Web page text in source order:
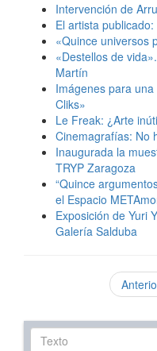
Intervención de
El artista
«Quince universos
«Destellos de
Martín
Imágenes para
Cliks»
Le Freak: ¿Arte
Cinemagrafías: No
Inaugurada la
TRYP Zaragoza
“Quince
el Espacio
Exposición de Yuri
Galería Salduba
Texto